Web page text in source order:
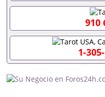
相关材料（申请学校、
用到）。 注：上述材料
证成绩单，学校，专业
客户要求安排。 国内找
551190476假的毕业证
551190476要定居国外
国企/事业单位需要些什
910
1-